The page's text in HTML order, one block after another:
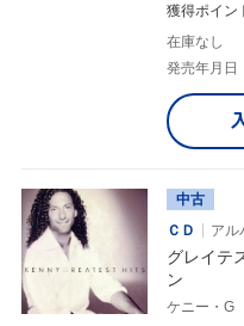
獲得ポイン
在庫なし
発売年月日
中古
ＣＤ
アル
グレイテ
ン
ケニー・G